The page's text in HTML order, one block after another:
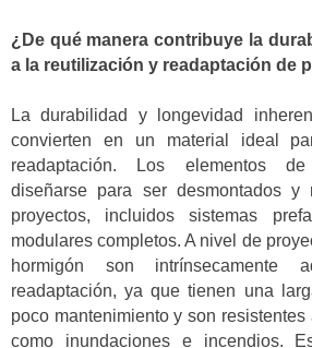
¿De qué manera contribuye la
a la reutilización y readaptación de
La durabilidad y longevidad
convierten en un material ideal
readaptación. Los elementos
diseñarse para ser desmontados y
proyectos, incluidos sistemas
modulares completos. A nivel de
hormigón son intrínsecamente
readaptación, ya que tienen una
poco mantenimiento y son
como inundaciones e incendios.